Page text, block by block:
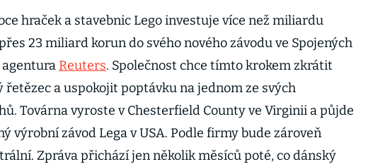
hraček a stavebnic Lego investuje více než miliardu
23 miliard korun do svého nového závodu ve Spojených
Reuters. Společnost chce tímto krokem zkrátit
řetězec a uspokojit poptávku na jednom ze svých
Továrna vyroste v Chesterfield County ve Virginii a půjde
výrobní závod Lega v USA. Podle firmy bude zároveň
Zpráva přichází jen několik měsíců poté, co dánský